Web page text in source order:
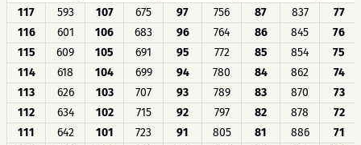
117
593 107 675 97 756 87 837
77
116
601 106 683 96 764 86 845
76
115
609 105 691 95 772 85 854
75
114
618 104 699 94 780 84 862
74
113
626 103 707 93 789 83 870
73
112
634 102 715 92 797 82 878
72
111
642 101 723 91 805 81 886
71